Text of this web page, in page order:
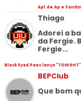
Apl.de.Ap e
Thiago
Adorei a
da Fergie.
Fergie...
Black Eyed Peas lança
BEPClub
Que bom